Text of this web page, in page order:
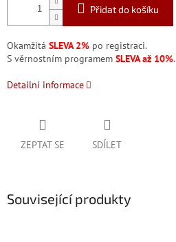
Přidat do košíku
Okamžitá SLEVA 2% po registraci.
S věrnostním programem SLEVA až 10%.
Detailní informace
ZEPTAT SE SDÍLET
Související produkty